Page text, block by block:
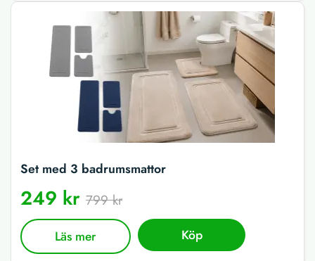
Set med 3 badrumsmattor
249 kr 799 kr
Läs mer Köp